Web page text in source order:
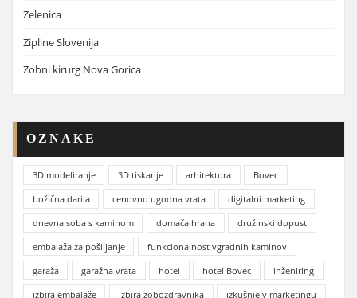
Zelenica
Zipline Slovenija
Zobni kirurg Nova Gorica
OZNAKE
3D modeliranje 3D tiskanje arhitektura
Bovec
božična darila
cenovno ugodna vrata
digitalni marketing
dnevna soba s kaminom
domača hrana
družinski dopust
embalaža za pošiljanje
funkcionalnost vgradnih kaminov
garaža
garažna vrata hotel hotel Bovec
inženiring
izbira embalaže
izbira zobozdravnika
izkušnje v marketingu